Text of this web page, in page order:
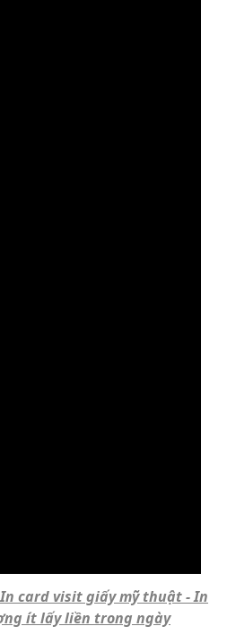
In card visit giấy mỹ thuật - In
ít lấy liền trong ngày